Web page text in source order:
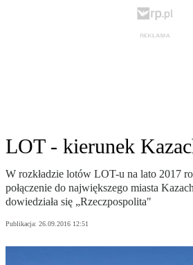
LOT - kierunek
W rozkładzie lotów LOT-u na lato 2017
połączenie do największego miasta
dowiedziała się „Rzeczpospolita"
Publikacja: 26.09.2016 12:51